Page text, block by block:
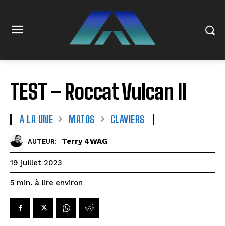
TEST – Roccat Vulcan II
A LA UNE MATOS CLAVIERS
AUTEUR: Terry 4WAG
19 juillet 2023
5 min. à lire environ